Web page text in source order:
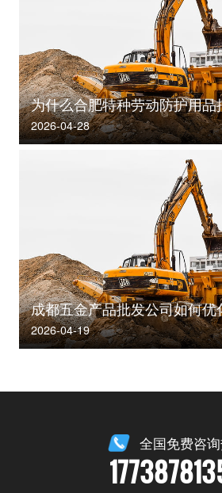
2026-04-28
成都五金产品批发公司如何优
2026-04-19
全国免费咨